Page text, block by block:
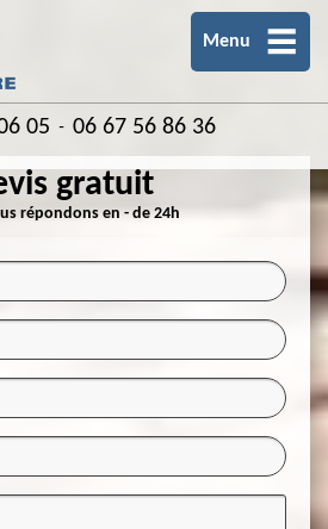
Menu
05 - 06 67 56 86 36
gratuit
répondons en - de 24h